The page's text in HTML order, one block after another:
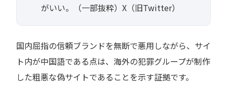
がいい。（一部抜粋）X（旧Twitter）
国内屈指の信頼ブランドを無断で悪用しながら、サイ
ト内が中国語である点は、海外の犯罪グループが制作
した粗悪な偽サイトであることを示す証拠です。